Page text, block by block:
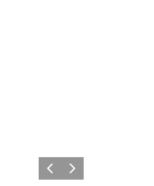
Forrige billede
Næste billede